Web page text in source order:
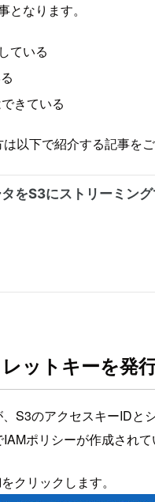
なります。
ている
きている
以下で紹介する記事をご
ットキーを発
S3のアクセスキーIDと
ポリシーが作成され
をクリックします。